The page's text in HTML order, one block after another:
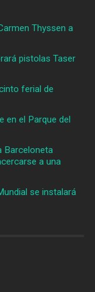
Thyssen a
pistolas Taser
ferial de
en el Parque del
Barceloneta
a una
se instalará